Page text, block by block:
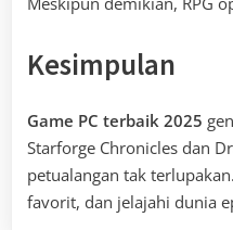
Kesimpulan
Game PC terbaik 2025
Starforge Chronicles dan
petualangan tak
favorit, dan jelajahi dunia